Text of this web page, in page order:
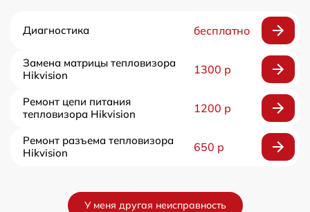
Диагностика бесплатно
Замена матрицы тепловизора
Hikvision
1300 р
Ремонт цепи питания
тепловизора Hikvision
1200 р
Ремонт разъема тепловизора
Hikvision
650 р
У меня другая неисправность